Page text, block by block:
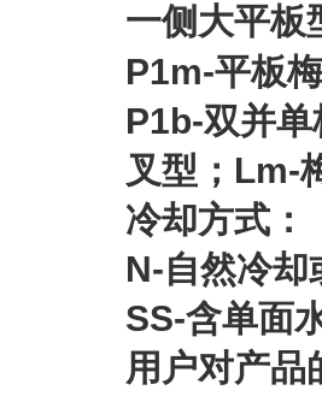
一侧大平板
P1m-平板
P1b-双并
叉型；Lm-
冷却方式：
N-自然冷却
SS-含单面
用户对产品